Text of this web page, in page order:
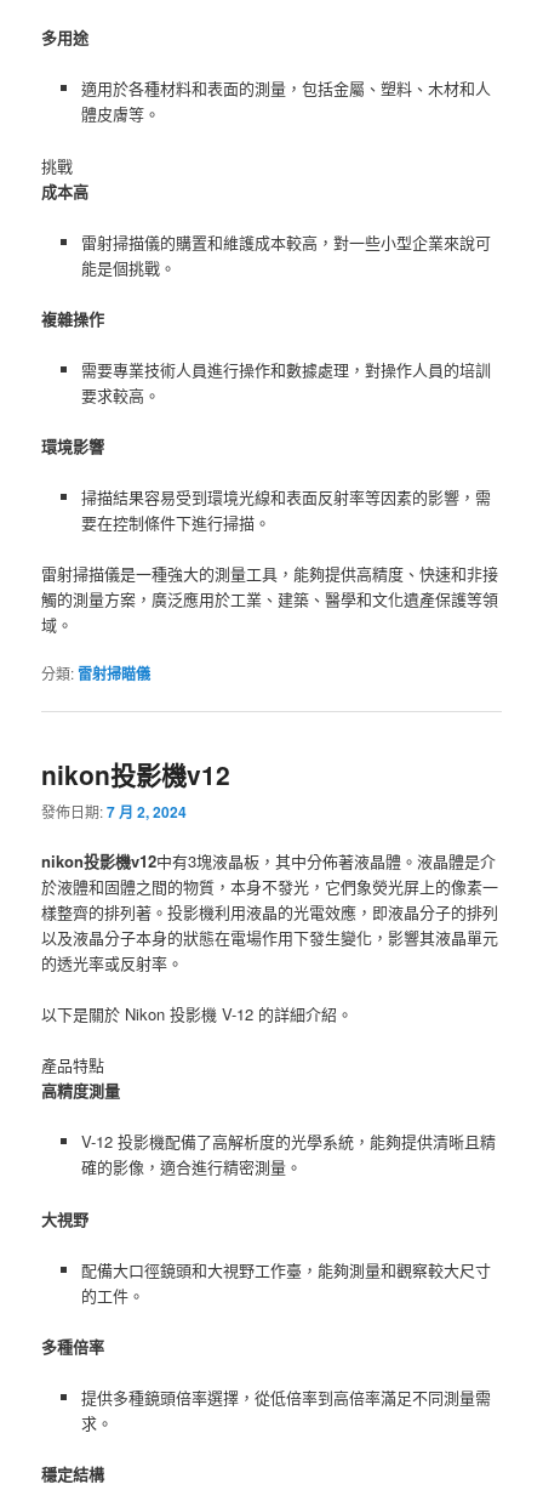
多用途
適用於各種材料和表面的測量，包括金屬、塑料、木材和人
體皮膚等。
挑戰
成本高
雷射掃描儀的購置和維護成本較高，對一些小型企業來說可
能是個挑戰。
複雜操作
需要專業技術人員進行操作和數據處理，對操作人員的培訓
要求較高。
環境影響
掃描結果容易受到環境光線和表面反射率等因素的影響，需
要在控制條件下進行掃描。
雷射掃描儀是一種強大的測量工具，能夠提供高精度、快速和非接
觸的測量方案，廣泛應用於工業、建築、醫學和文化遺產保護等領
域。
分類: 雷射掃瞄儀
nikon投影機v12
發佈日期:7 月 2, 2024
nikon投影機v12中有3塊液晶板，其中分佈著液晶體。液晶體是介
於液體和固體之間的物質，本身不發光，它們象熒光屏上的像素一
樣整齊的排列著。投影機利用液晶的光電效應，即液晶分子的排列
以及液晶分子本身的狀態在電場作用下發生變化，影響其液晶單元
的透光率或反射率。
以下是關於 Nikon 投影機 V-12 的詳細介紹。
產品特點
高精度測量
V-12 投影機配備了高解析度的光學系統，能夠提供清晰且精
確的影像，適合進行精密測量。
大視野
配備大口徑鏡頭和大視野工作臺，能夠測量和觀察較大尺寸
的工件。
多種倍率
提供多種鏡頭倍率選擇，從低倍率到高倍率滿足不同測量需
求。
穩定結構